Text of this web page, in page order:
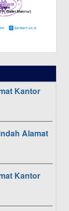
Kantor
Alamat
Kantor